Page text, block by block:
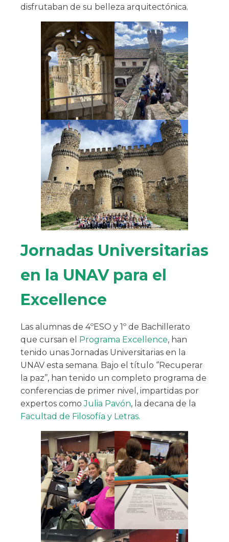
disfrutaban de su belleza arquitectónica.
Jornadas Universitarias
en la UNAV para el
Excellence
Las alumnas de 4ºESO y 1º de Bachillerato
que cursan el
Programa Excellence, han
tenido unas Jornadas Universitarias en la
UNAV esta semana. Bajo el título ‘’Recuperar
la paz’’, han tenido un completo programa de
conferencias de primer nivel, impartidas por
expertos comoJulia Pavón, la decana de la
Facultad de Filosofía y Letras.